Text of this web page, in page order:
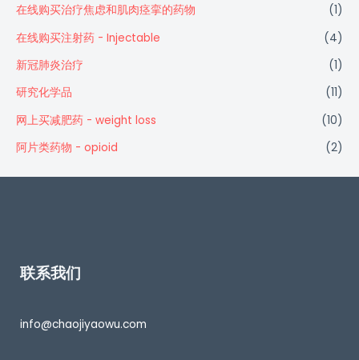
在线购买治疗焦虑和肌肉痉挛的药物
(1)
在线购买注射药 - Injectable
(4)
新冠肺炎治疗
(1)
研究化学品
(11)
网上买减肥药 - weight loss
(10)
阿片类药物 - opioid
(2)
联系我们
info@chaojiyaowu.com